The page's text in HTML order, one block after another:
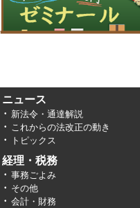
ニュース
新法令・通達解説
これからの法改正の動き
トピックス
経理・税務
事務ごよみ
その他
会計・財務